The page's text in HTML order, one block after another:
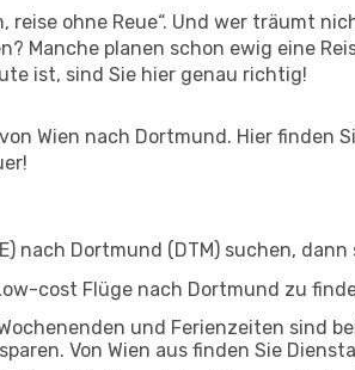
reise ohne Reue“. Und wer träumt
Manche planen schon ewig eine
ist, sind Sie hier genau richtig!
Wien nach Dortmund. Hier finden
nach Dortmund (DTM) suchen,
cost Flüge nach Dortmund zu
und Ferienzeiten sind
Von Wien aus finden Sie